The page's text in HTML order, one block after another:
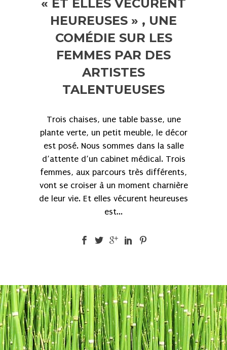
« ET ELLES VÉCURENT
HEUREUSES » , UNE
COMÉDIE SUR LES
FEMMES PAR DES
ARTISTES
TALENTUEUSES
Trois chaises, une table basse, une
plante verte, un petit meuble, le décor
est posé. Nous sommes dans la salle
d’attente d’un cabinet médical. Trois
femmes, aux parcours très différents,
vont se croiser à un moment charnière
de leur vie. Et elles vécurent heureuses
est...